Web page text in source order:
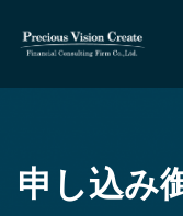
申し込み